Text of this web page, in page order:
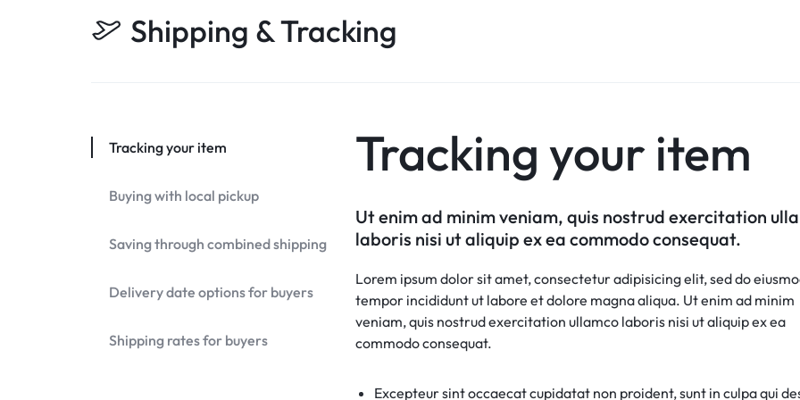
Shipping & Tracking
Tracking your item
Ut enim ad minim veniam, quis nostrud exercitation
laboris nisi ut aliquip ex ea commodo consequat.
Lorem ipsum dolor sit amet, consectetur adipisicing elit, sed do
tempor incididunt ut labore et dolore magna aliqua. Ut enim ad minim
veniam, quis nostrud exercitation ullamco laboris nisi ut aliquip ex ea
commodo consequat.
Excepteur sint occaecat cupidatat non proident, sunt in culpa qui
Tracking your item
Buying with local pickup
Saving through combined shipping
Delivery date options for buyers
Shipping rates for buyers